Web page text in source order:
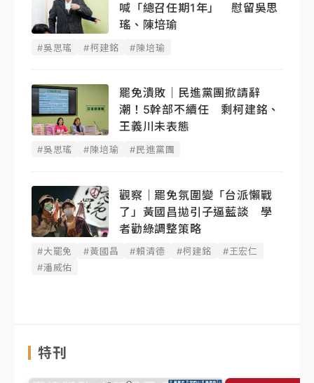
喊「總召任期1年」 慰留吳思
瑤、陳培瑜
#吳思瑤 #柯建銘 #陳培瑜
罷免潰敗｜民進黨團掀請辭
潮！5幹部不續任 剩柯建銘、
王義川未表態
#吳思瑤 #陳培瑜 #民進黨團
觀察｜罷免氛圍變「台派懶戰
了」黃國昌拋引子逼藍談 學
者勸綠調整策略
#大罷免 #黃國昌 #賴清德 #柯建銘
#王宏仁
#潘威佑
特刊